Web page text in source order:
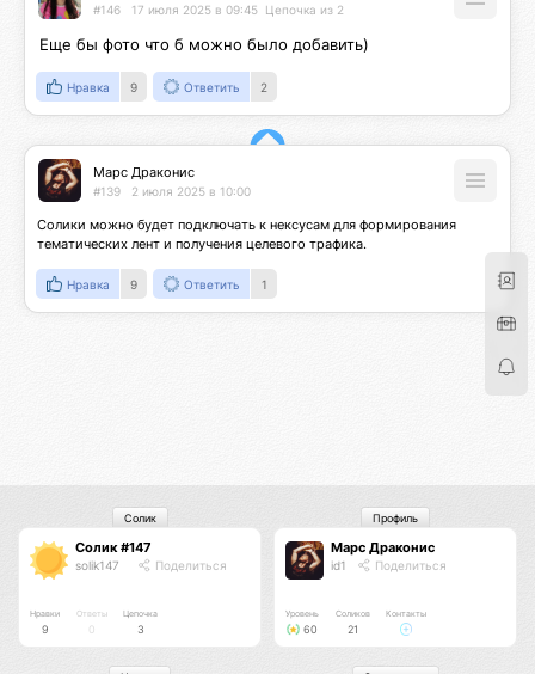
#146 17 июля 2025 в 09:45 Цепочка из 2
Еще бы фото что б можно было добавить)
Нравка 9 Ответить 2
Марс Драконис
#139 2 июля 2025 в 10:00
Солики можно будет подключать к нексусам для формирования
тематических лент и получения целевого трафика.
Нравка 9 Ответить 1
Солик #147
solik147 Поделиться
Нравки
9
Ответы
0
Цепочка
3
Солик
Марс Драконис
id1 Поделиться
Уровень
60
Соликов
21
Контакты
Профиль